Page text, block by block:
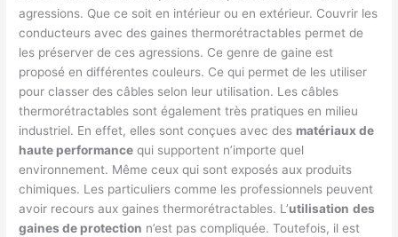
agressions. Que ce soit en intérieur ou en extérieur. Couvrir les
conducteurs avec des gaines thermorétractables permet de
les préserver de ces agressions. Ce genre de gaine est
proposé en différentes couleurs. Ce qui permet de les utiliser
pour classer des câbles selon leur utilisation. Les câbles
thermorétractables sont également très pratiques en milieu
industriel. En effet, elles sont conçues avec des matériaux de
haute performance qui supportent n’importe quel
environnement. Même ceux qui sont exposés aux produits
chimiques. Les particuliers comme les professionnels peuvent
avoir recours aux gaines thermorétractables. L’utilisation des
gaines de protection n’est pas compliquée. Toutefois, il est